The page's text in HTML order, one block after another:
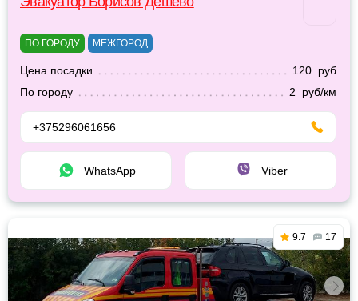
ПО ГОРОДУ МЕЖГОРОД
Цена посадки
120 руб
По городу
2 руб/км
+375296061656
WhatsApp Viber
9.7 17